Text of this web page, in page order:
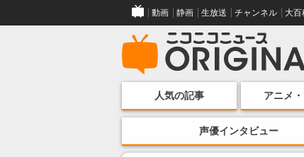
動画 静画 生放送 チャンネル 大百
人気の記事 アニメ
声優インタビュー